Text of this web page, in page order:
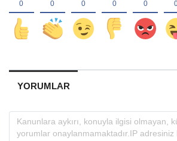
YORUMLAR